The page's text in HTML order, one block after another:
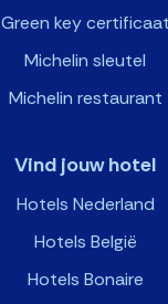
Green key certificaat
Michelin sleutel
Michelin restaurant
Vind jouw hotel
Hotels Nederland
Hotels België
Hotels Bonaire